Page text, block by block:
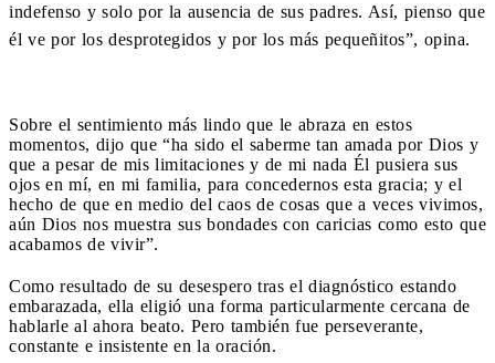
indefenso y solo por la ausencia de sus padres. Así, pienso que
él ve por los desprotegidos y por los más pequeñitos”, opina.
Sobre el sentimiento más lindo que le abraza en estos
momentos, dijo que “ha sido el saberme tan amada por Dios y
que a pesar de mis limitaciones y de mi nada Él pusiera sus
ojos en mí, en mi familia, para concedernos esta gracia; y el
hecho de que en medio del caos de cosas que a veces vivimos,
aún Dios nos muestra sus bondades con caricias como esto que
acabamos de vivir”.
Como resultado de su desespero tras el diagnóstico estando
embarazada, ella eligió una forma particularmente cercana de
hablarle al ahora beato. Pero también fue perseverante,
constante e insistente en la oración.